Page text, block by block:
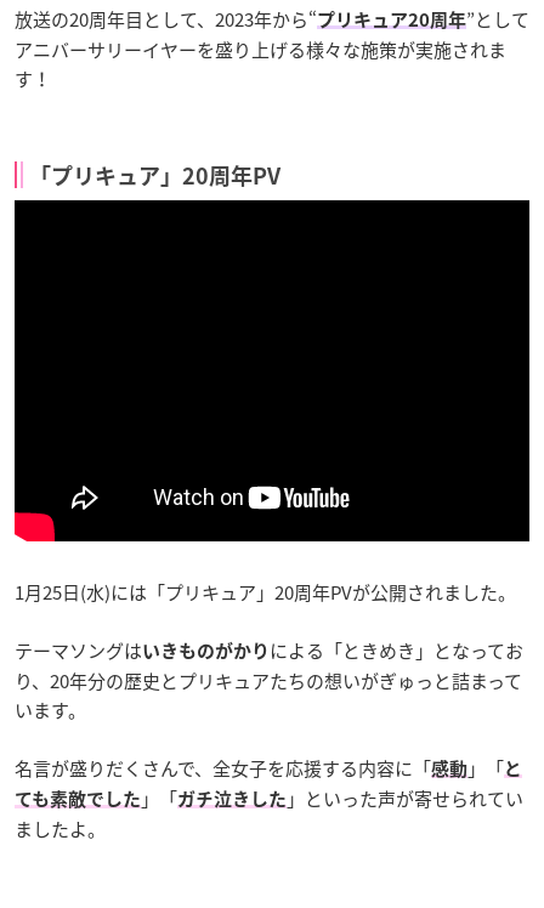
放送の20周年目として、2023年から“プリキュア20周年”として
アニバーサリーイヤーを盛り上げる様々な施策が実施されま
す！
「プリキュア」20周年PV
1月25日(水)には「プリキュア」20周年PVが公開されました。
テーマソングはいきものがかり による「ときめき」となってお
り、20年分の歴史とプリキュアたちの想いがぎゅっと詰まって
います。
名言が盛りだくさんで、全女子を応援する内容に「感動 」「と
ても素敵でした 」「ガチ泣きした 」といった声が寄せられてい
ましたよ。